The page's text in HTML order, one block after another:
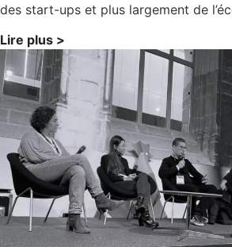
des start-ups et plus largement de
Lire plus >